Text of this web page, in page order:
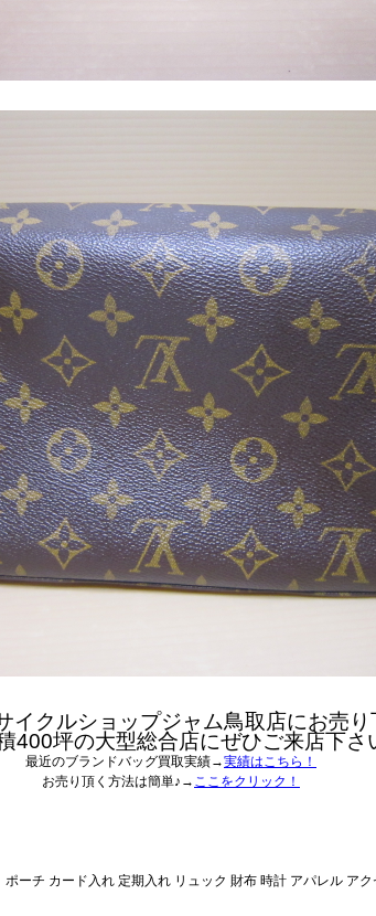
イクルショップジャム鳥取店にお売り
400坪の大型総合店にぜひご来店下さ
最近のブランドバッグ買取実績→実績はこちら！
お売り頂く方法は簡単♪→ ここをクリック！
ーチ カード入れ 定期入れ リュック 財布 時計 アパレル ア